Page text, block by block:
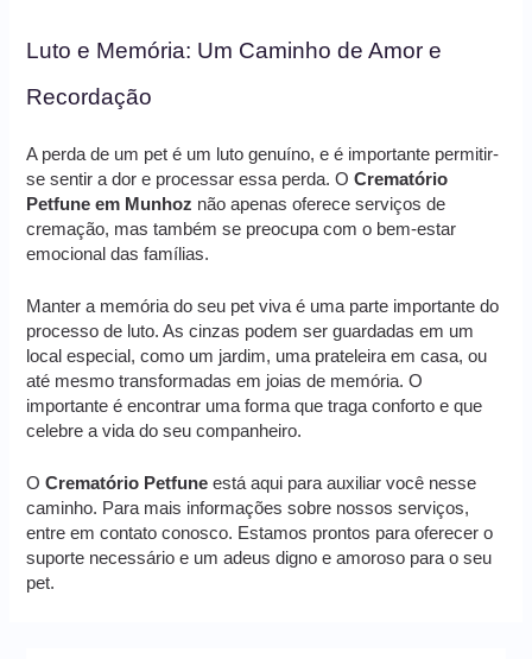
Luto e Memória: Um Caminho de Amor e
Recordação
A perda de um pet é um luto genuíno, e é importante permitir-
se sentir a dor e processar essa perda. OCrematório
Petfune em Munhoz não apenas oferece serviços de
cremação, mas também se preocupa com o bem-estar
emocional das famílias.
Manter a memória do seu pet viva é uma parte importante do
processo de luto. As cinzas podem ser guardadas em um
local especial, como um jardim, uma prateleira em casa, ou
até mesmo transformadas em joias de memória. O
importante é encontrar uma forma que traga conforto e que
celebre a vida do seu companheiro.
OCrematório Petfune está aqui para auxiliar você nesse
caminho. Para mais informações sobre nossos serviços,
entre em contato conosco. Estamos prontos para oferecer o
suporte necessário e um adeus digno e amoroso para o seu
pet.